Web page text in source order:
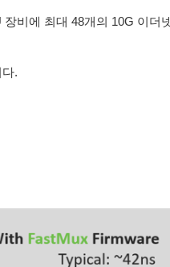
비에 최대 48개의 10G 이더
.